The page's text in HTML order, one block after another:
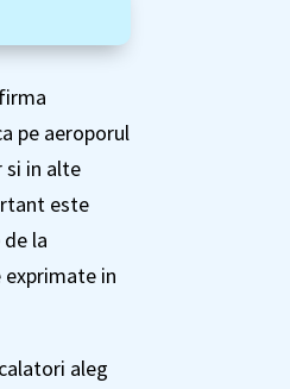
pe aeroporul
si in alte
este
la
exprimate in
aleg